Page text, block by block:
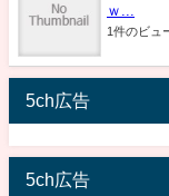
ｗ...
1件のビュ
5ch広告
5ch広告